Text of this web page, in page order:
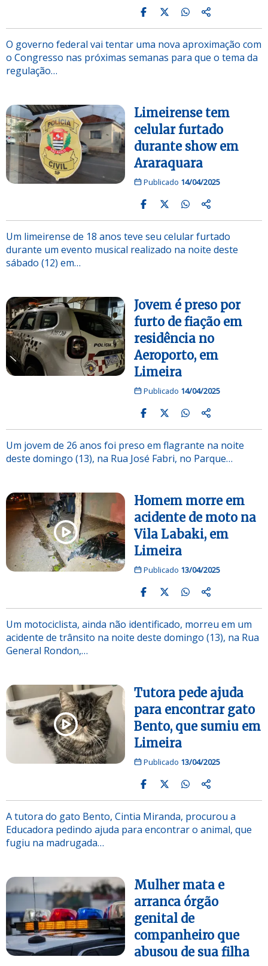
O governo federal vai tentar uma nova aproximação com
o Congresso nas próximas semanas para que o tema da
regulação…
Limeirense tem
celular furtado
durante show em
Araraquara
Publicado 14/04/2025
Um limeirense de 18 anos teve seu celular furtado
durante um evento musical realizado na noite deste
sábado (12) em…
Jovem é preso por
furto de fiação em
residência no
Aeroporto, em
Limeira
Publicado 14/04/2025
Um jovem de 26 anos foi preso em flagrante na noite
deste domingo (13), na Rua José Fabri, no Parque…
Homem morre em
acidente de moto na
Vila Labaki, em
Limeira
Publicado 13/04/2025
Um motociclista, ainda não identificado, morreu em um
acidente de trânsito na noite deste domingo (13), na Rua
General Rondon,…
Tutora pede ajuda
para encontrar gato
Bento, que sumiu em
Limeira
Publicado 13/04/2025
A tutora do gato Bento, Cintia Miranda, procurou a
Educadora pedindo ajuda para encontrar o animal, que
fugiu na madrugada…
Mulher mata e
arranca órgão
genital de
companheiro que
abusou de sua filha